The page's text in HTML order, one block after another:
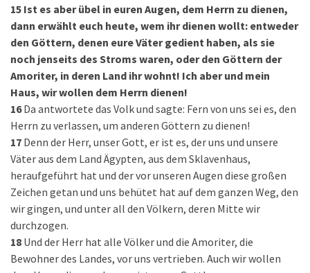
15 Ist es aber übel in euren Augen, dem Herrn zu dienen,
dann erwählt euch heute, wem ihr dienen wollt: entweder
den Göttern, denen eure Väter gedient haben, als sie
noch jenseits des Stroms waren, oder den Göttern der
Amoriter, in deren Land ihr wohnt! Ich aber und mein
Haus, wir wollen dem Herrn dienen!
16 Da antwortete das Volk und sagte: Fern von uns sei es, den
Herrn zu verlassen, um anderen Göttern zu dienen!
17 Denn der Herr, unser Gott, er ist es, der uns und unsere
Väter aus dem Land Ägypten, aus dem Sklavenhaus,
heraufgeführt hat und der vor unseren Augen diese großen
Zeichen getan und uns behütet hat auf dem ganzen Weg, den
wir gingen, und unter all den Völkern, deren Mitte wir
durchzogen.
18 Und der Herr hat alle Völker und die Amoriter, die
Bewohner des Landes, vor uns vertrieben. Auch wir wollen